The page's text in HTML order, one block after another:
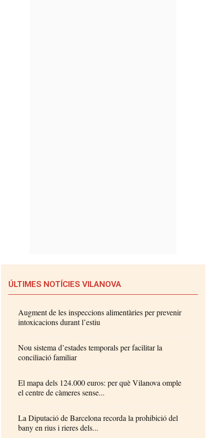
ÚLTIMES NOTÍCIES VILANOVA
Augment de les inspeccions alimentàries per prevenir
intoxicacions durant l’estiu
Nou sistema d’estades temporals per facilitar la
conciliació familiar
El mapa dels 124.000 euros: per què Vilanova omple
el centre de càmeres sense...
La Diputació de Barcelona recorda la prohibició del
bany en rius i rieres dels...